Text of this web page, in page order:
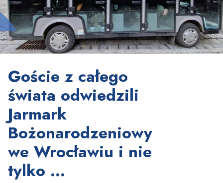
Goście z całego
świata odwiedzili
Jarmark
Bożonarodzeniowy
we Wrocławiu i nie
tylko …